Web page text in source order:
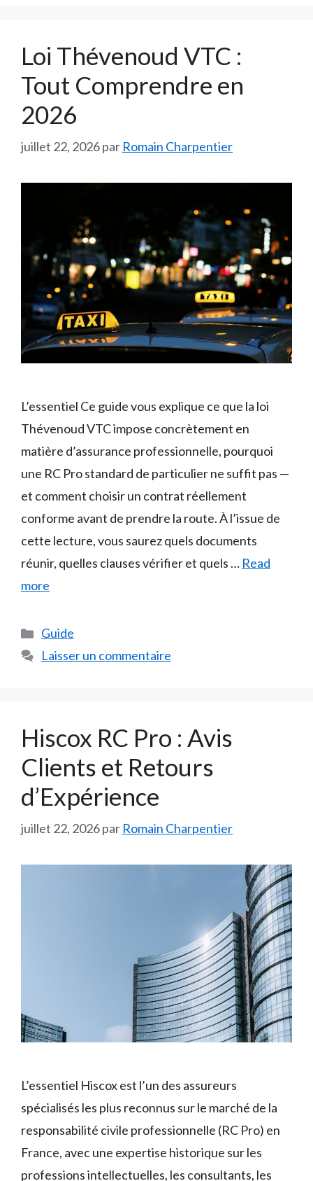
Loi Thévenoud VTC :
Tout Comprendre en
2026
juillet 22, 2026par Romain Charpentier
L’essentiel Ce guide vous explique ce que la loi
Thévenoud VTC impose concrètement en
matière d’assurance professionnelle, pourquoi
une RC Pro standard de particulier ne suffit pas —
et comment choisir un contrat réellement
conforme avant de prendre la route. À l’issue de
cette lecture, vous saurez quels documents
réunir, quelles clauses vérifier et quels … Read
more
Catégories
Guide
Laisser un commentaire
Hiscox RC Pro : Avis
Clients et Retours
d’Expérience
juillet 22, 2026par Romain Charpentier
L’essentiel Hiscox est l’un des assureurs
spécialisés les plus reconnus sur le marché de la
responsabilité civile professionnelle (RC Pro) en
France, avec une expertise historique sur les
professions intellectuelles, les consultants, les